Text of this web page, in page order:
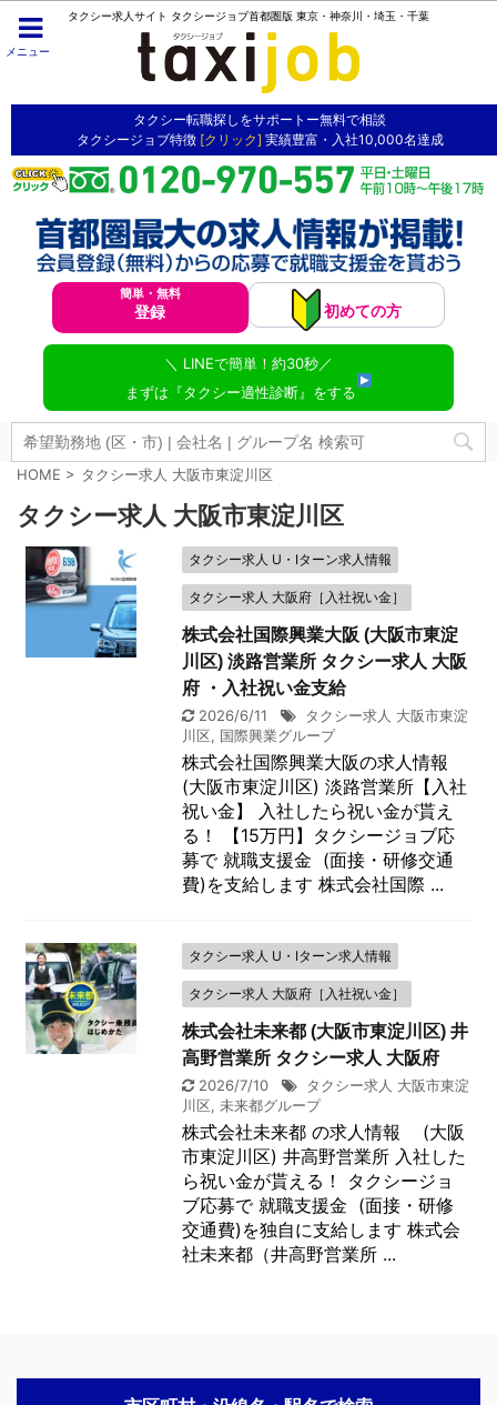
メニュー
タクシー求人サイト タクシージョブ首都圏版 東京・神奈川・埼玉・千葉
タクシー転職探しをサポートー無料で相談
タクシージョブ特徴 [クリック] 実績豊富・入社10,000名達成
簡単・無料
登録 初めての方
＼ LINEで簡単！約30秒／
まずは『タクシー適性診断』をする
HOME > タクシー求人 大阪市東淀川区
タクシー求人 大阪市東淀川区
タクシー求人 U・Iターン求人情報
タクシー求人 大阪府［入社祝い金］
株式会社国際興業大阪 (大阪市東淀
川区) 淡路営業所 タクシー求人 大阪
府 ・入社祝い金支給
2026/6/11
タクシー求人 大阪市東淀
川区, 国際興業グループ
株式会社国際興業大阪の求人情報
(大阪市東淀川区) 淡路営業所【入社
祝い金】 入社したら祝い金が貰え
る！ 【15万円】タクシージョブ応
募で 就職支援金 (面接・研修交通
費)を支給します 株式会社国際 ...
タクシー求人 U・Iターン求人情報
タクシー求人 大阪府［入社祝い金］
株式会社未来都 (大阪市東淀川区) 井
高野営業所 タクシー求人 大阪府
2026/7/10
タクシー求人 大阪市東淀
川区, 未来都グループ
株式会社未来都 の求人情報 (大阪
市東淀川区) 井高野営業所 入社した
ら祝い金が貰える！ タクシージョ
ブ応募で 就職支援金 (面接・研修
交通費)を独自に支給します 株式会
社未来都（井高野営業所 ...